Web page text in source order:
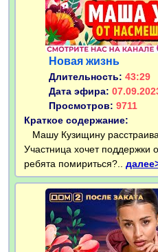
Новая жизнь
Длительность: 43:29
Дата эфира:
Просмотров: 9711
Краткое содержание:
Машу Кузищину
Участница хочет поддержки
ребята помириться?..